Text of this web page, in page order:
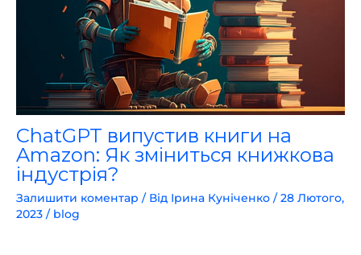
ChatGPT випустив книги на
Amazon: Як зміниться книжкова
індустрія?
Залишити коментар / Від Ірина Куніченко /28 Лютого,
2023 / blog